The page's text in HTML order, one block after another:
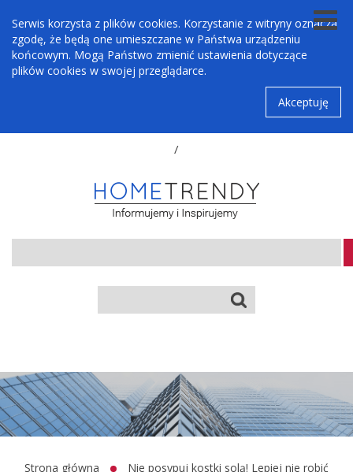
Serwis korzysta z plików cookies. Korzystanie z witryny oznacza
zgodę, że będą one umieszczane w Państwa urządzeniu
końcowym. Mogą Państwo zmienić ustawienia dotyczące
plików cookies w swojej przeglądarce.
Akceptuję
/
Strona główna
Nie posypuj kostki solą! Lepiej nie robić